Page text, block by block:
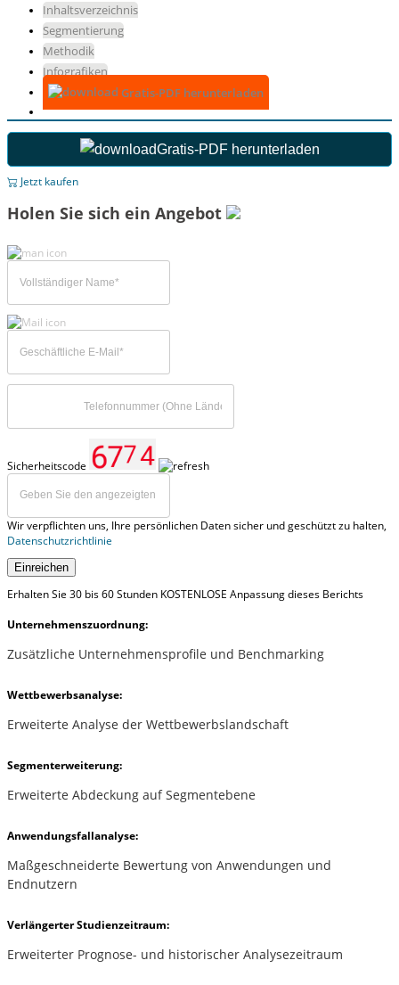
Inhaltsverzeichnis
Segmentierung
Methodik
Infografiken
Gratis-PDF herunterladen
Gratis-PDF herunterladen
Jetzt kaufen
Holen Sie sich ein Angebot
Sicherheitscode
Wir verpflichten uns, Ihre persönlichen Daten sicher und geschützt zu halten,
Datenschutzrichtlinie
Einreichen
Erhalten Sie 30 bis 60 Stunden KOSTENLOSE Anpassung dieses Berichts
Unternehmenszuordnung:
Zusätzliche Unternehmensprofile und Benchmarking
Wettbewerbsanalyse:
Erweiterte Analyse der Wettbewerbslandschaft
Segmenterweiterung:
Erweiterte Abdeckung auf Segmentebene
Anwendungsfallanalyse:
Maßgeschneiderte Bewertung von Anwendungen und
Endnutzern
Verlängerter Studienzeitraum:
Erweiterter Prognose- und historischer Analysezeitraum